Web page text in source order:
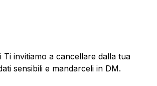
Ti invitiamo a cancellare dalla tua
sensibili e mandarceli in DM.